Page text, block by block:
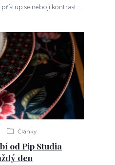
se nebojí kontrast...
Články
od Pip Studia
den